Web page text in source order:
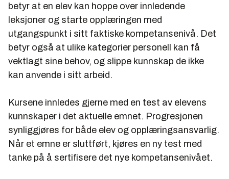
betyr at en elev kan hoppe over innledende
leksjoner og starte opplæringen med
utgangspunkt i sitt faktiske kompetansenivå. Det
betyr også at ulike kategorier personell kan få
vektlagt sine behov, og slippe kunnskap de ikke
kan anvende i sitt arbeid.
Kursene innledes gjerne med en test av elevens
kunnskaper i det aktuelle emnet. Progresjonen
synliggjøres for både elev og opplæringsansvarlig.
Når et emne er sluttført, kjøres en ny test med
tanke på å sertifisere det nye kompetansenivået.